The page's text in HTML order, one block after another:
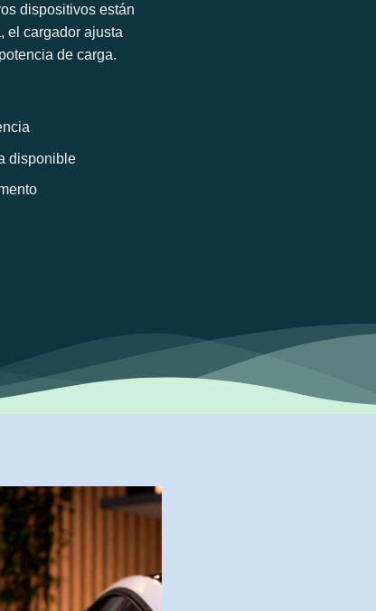
dispositivos están
el cargador ajusta
de carga.
disponible